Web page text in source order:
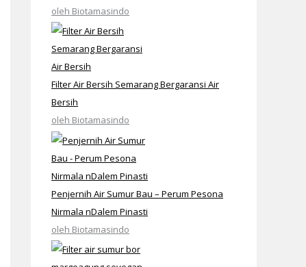
oleh Biotamasindo
Filter Air Bersih Semarang Bergaransi Air
Bersih
oleh Biotamasindo
Penjernih Air Sumur Bau – Perum Pesona
Nirmala nDalem Pinasti
oleh Biotamasindo